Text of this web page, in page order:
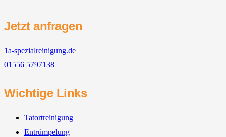
Jetzt anfragen
1a-spezialreinigung.de
01556 5797138
Wichtige Links
Tatortreinigung
Entrümpelung